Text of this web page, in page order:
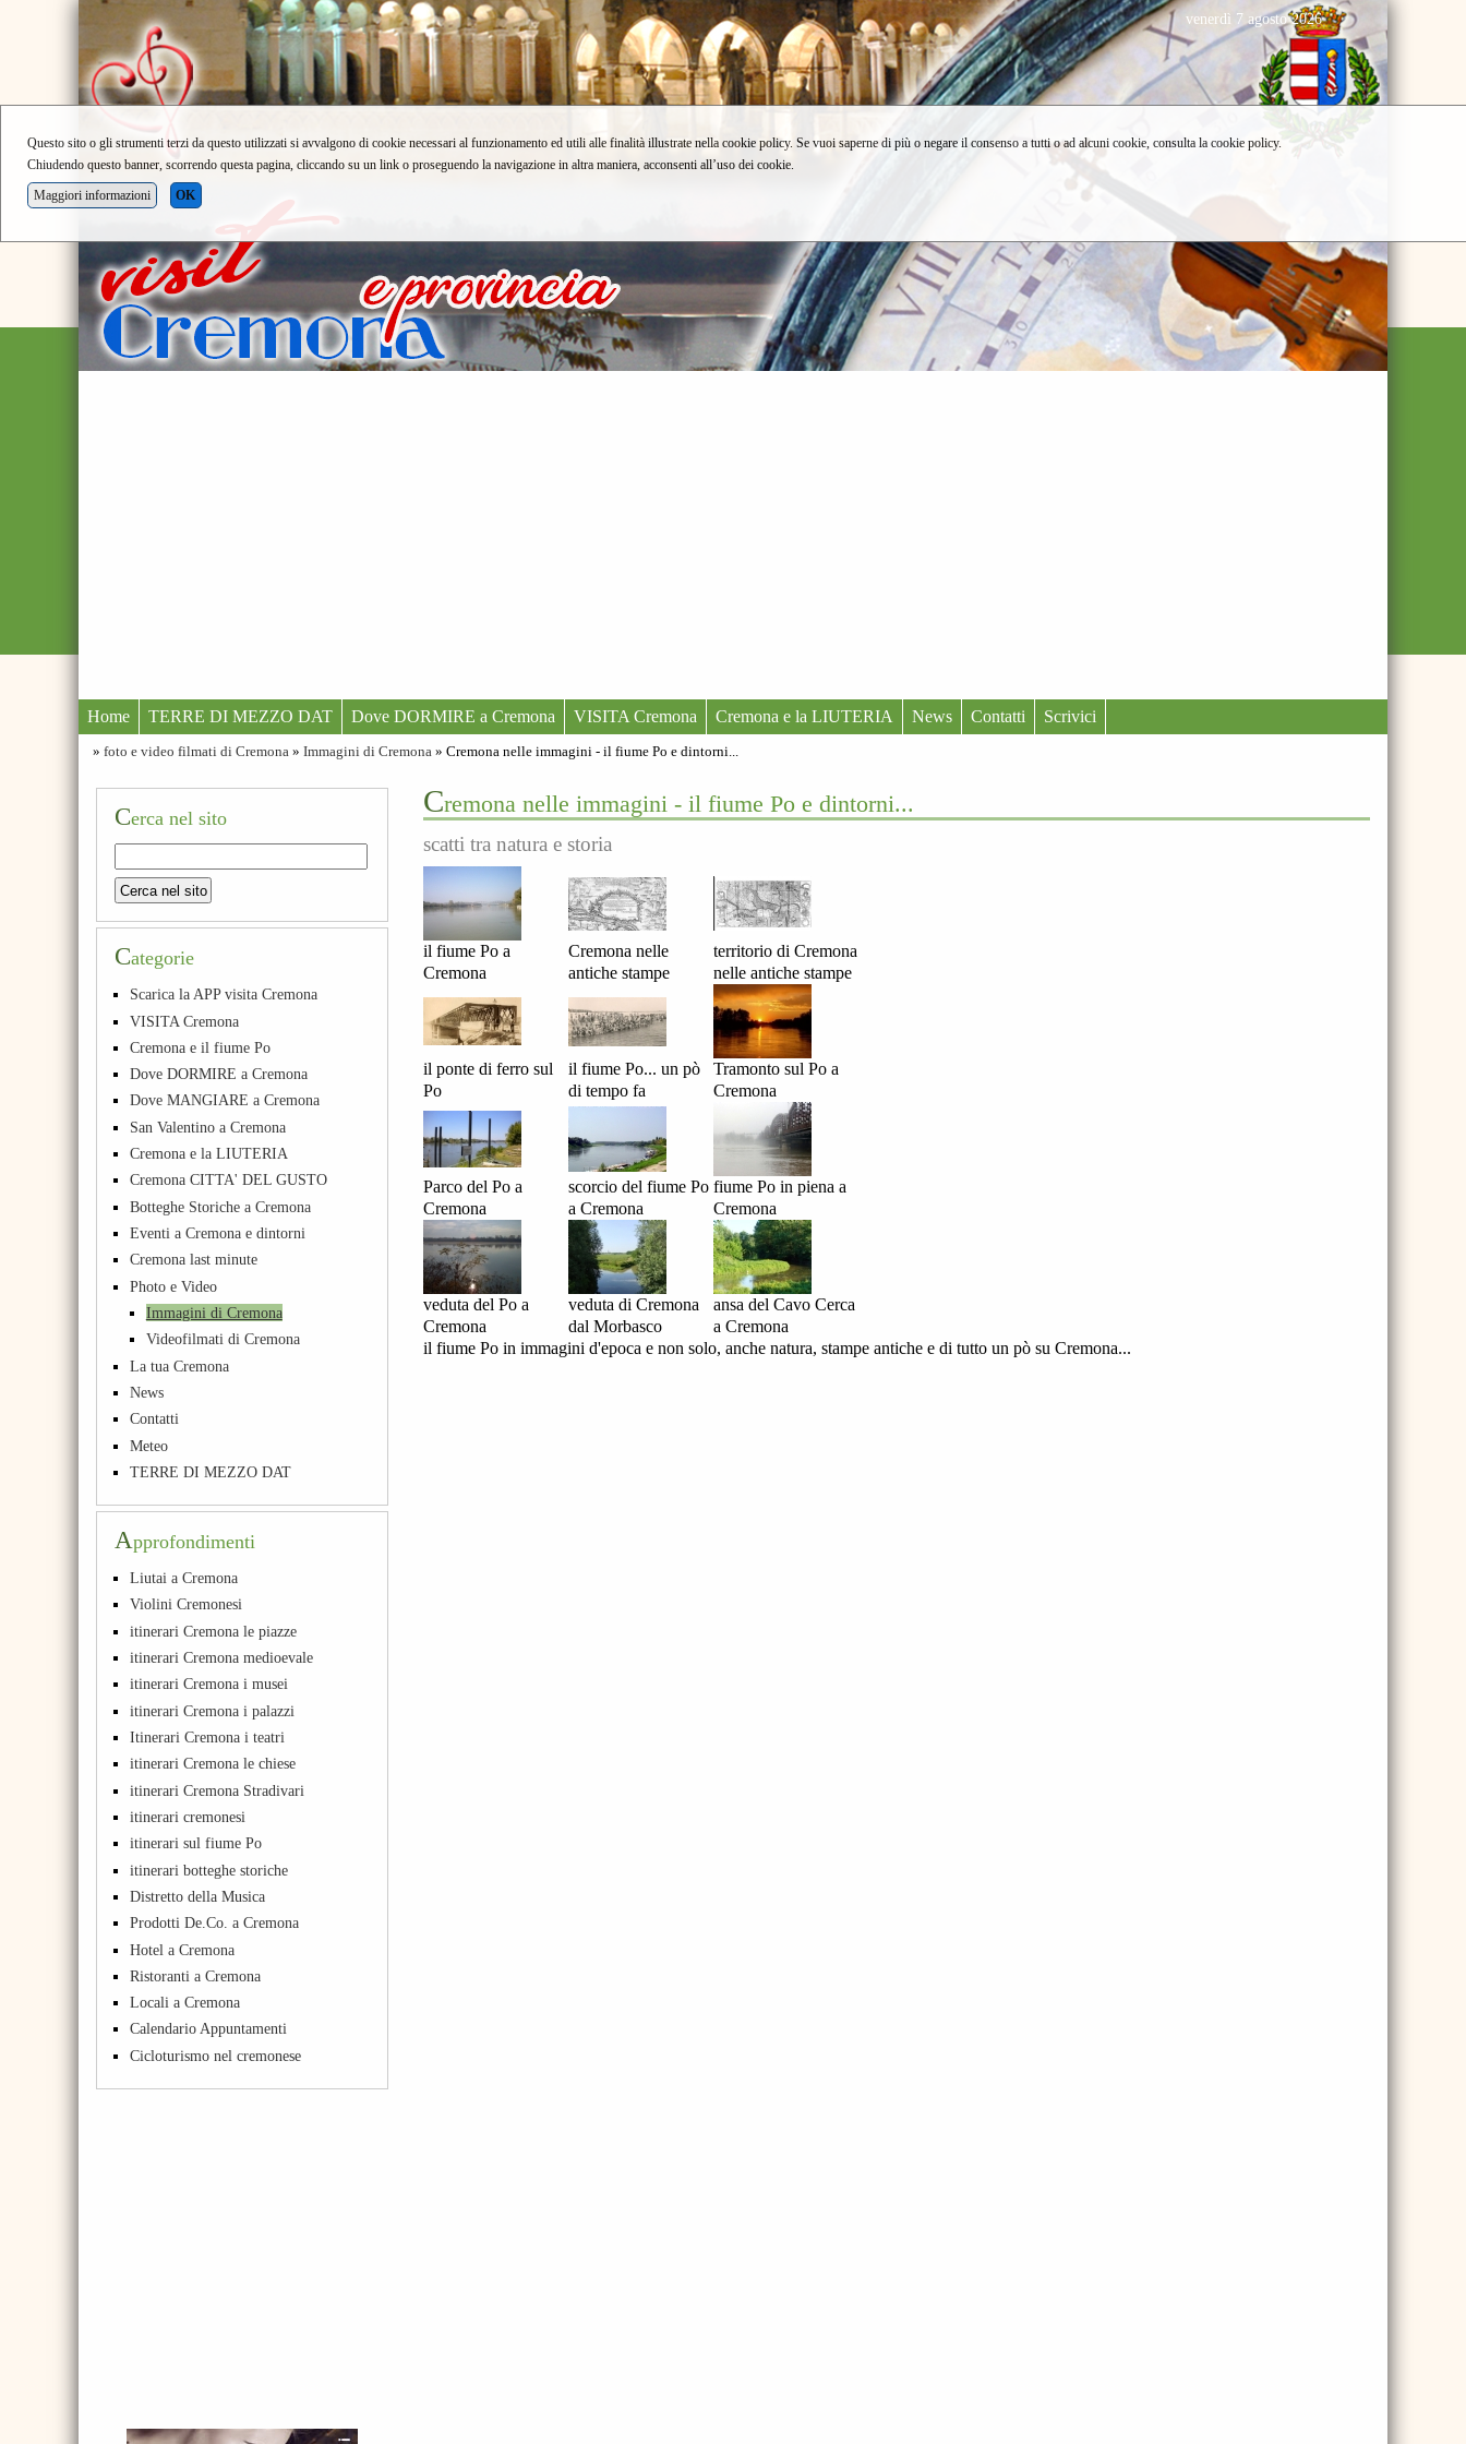
venerdì 7 agosto 2026
Home TERRE DI MEZZO DAT Dove DORMIRE a Cremona VISITA Cremona Cremona e la LIUTERIA News Contatti Scrivici
» foto e video filmati di Cremona » Immagini di Cremona » Cremona nelle immagini - il fiume Po e dintorni...
Cremona nelle immagini - il fiume Po e dintorni...
scatti tra natura e storia
il fiume Po a
Cremona
Cremona nelle
antiche stampe
territorio di Cremona
nelle antiche stampe
il ponte di ferro sul
Po
il fiume Po... un pò
di tempo fa
Tramonto sul Po a
Cremona
Parco del Po a
Cremona
scorcio del fiume Po
a Cremona
fiume Po in piena a
Cremona
veduta del Po a
Cremona
veduta di Cremona
dal Morbasco
ansa del Cavo Cerca
a Cremona
il fiume Po in immagini d'epoca e non solo, anche natura, stampe antiche e di tutto un pò su Cremona...
Cerca nel sito
Categorie
Scarica la APP visita Cremona
VISITA Cremona
Cremona e il fiume Po
Dove DORMIRE a Cremona
Dove MANGIARE a Cremona
San Valentino a Cremona
Cremona e la LIUTERIA
Cremona CITTA' DEL GUSTO
Botteghe Storiche a Cremona
Eventi a Cremona e dintorni
Cremona last minute
Photo e Video
Immagini di Cremona
Videofilmati di Cremona
La tua Cremona
News
Contatti
Meteo
TERRE DI MEZZO DAT
Approfondimenti
Liutai a Cremona
Violini Cremonesi
itinerari Cremona le piazze
itinerari Cremona medioevale
itinerari Cremona i musei
itinerari Cremona i palazzi
Itinerari Cremona i teatri
itinerari Cremona le chiese
itinerari Cremona Stradivari
itinerari cremonesi
itinerari sul fiume Po
itinerari botteghe storiche
Distretto della Musica
Prodotti De.Co. a Cremona
Hotel a Cremona
Ristoranti a Cremona
Locali a Cremona
Calendario Appuntamenti
Cicloturismo nel cremonese
Questo sito o gli strumenti terzi da questo utilizzati si avvalgono di cookie necessari al funzionamento ed utili alle finalità illustrate nella cookie policy. Se vuoi saperne di più o negare il consenso a tutti o ad alcuni cookie, consulta la cookie policy.
Chiudendo questo banner, scorrendo questa pagina, cliccando su un link o proseguendo la navigazione in altra maniera, acconsenti all’uso dei cookie.
Maggiori informazioni
OK